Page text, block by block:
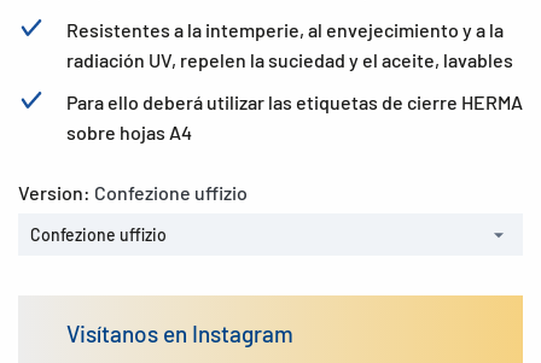
Resistentes a la intemperie, al envejecimiento y a la
radiación UV, repelen la suciedad y el aceite, lavables
Para ello deberá utilizar las etiquetas de cierre HERMA
sobre hojas A4
Version: Confezione uffizio
Confezione uffizio
Visítanos en Instagram